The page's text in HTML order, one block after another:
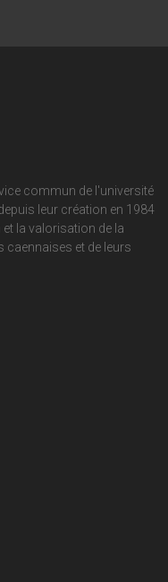
commun de l'université
leur création en 1984
la valorisation de la
caennaises et de leurs